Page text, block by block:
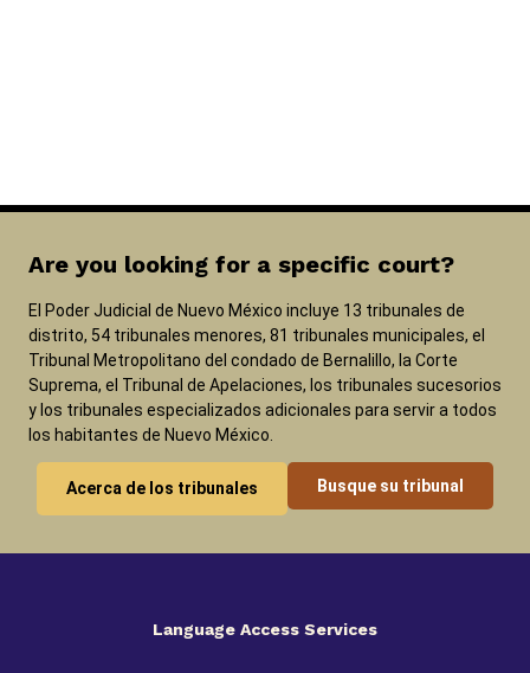
Are you looking for a specific court?
El Poder Judicial de Nuevo México incluye 13 tribunales de
distrito, 54 tribunales menores, 81 tribunales municipales, el
Tribunal Metropolitano del condado de Bernalillo, la Corte
Suprema, el Tribunal de Apelaciones, los tribunales sucesorios
y los tribunales especializados adicionales para servir a todos
los habitantes de Nuevo México.
Acerca de los tribunales Busque su tribunal
Language Access Services